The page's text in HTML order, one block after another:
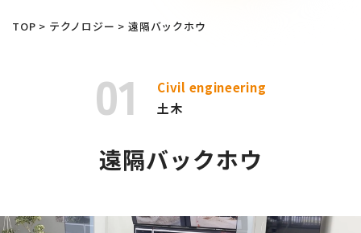
TOP > テクノロジー >遠隔バックホウ
01
Civil engineering
土木
遠隔バックホウ